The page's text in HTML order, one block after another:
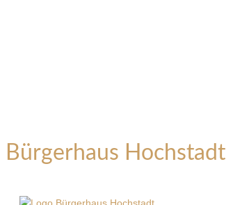
Bürgerhaus Hochstadt